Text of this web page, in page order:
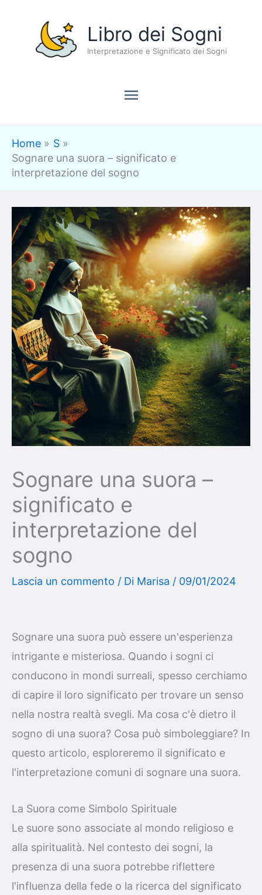
contenuto
Libro dei Sogni
Interpretazione e Significato dei Sogni
Menu
principale
Home
S
Sognare una suora – significato e
interpretazione del sogno
Sognare una suora –
significato e
interpretazione del
sogno
Lascia un commento / Di Marisa / 09/01/2024
Sognare una suora può essere un'esperienza
intrigante e misteriosa. Quando i sogni ci
conducono in mondi surreali, spesso cerchiamo
di capire il loro significato per trovare un senso
nella nostra realtà svegli. Ma cosa c'è dietro il
sogno di una suora? Cosa può simboleggiare? In
questo articolo, esploreremo il significato e
l'interpretazione comuni di sognare una suora.
La Suora come Simbolo Spirituale
Le suore sono associate al mondo religioso e
alla spiritualità. Nel contesto dei sogni, la
presenza di una suora potrebbe riflettere
l'influenza della fede o la ricerca del significato